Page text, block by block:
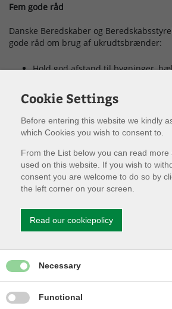
Fem gode råd
Danske Beredskaber og
gode råd om brug af ukrudtsbrænder:
Hold god afstand til bygninger,
Ukrudtet skal svitses – ikke brændes
blæser
Hav altid vand i nærheden
Sørg for at læse brugsvejledningen
derfor være i orden, så ulykker
se, hvordan ukrudtsbrænderen skal
den monteres korrekt. Sørg også for at
samlinger inden brug, så der ikke er
Brandfare.dk
Cookie Settings
Before entering this website we kindly
which Cookies you wish to consent to.
From the List below you can read
used on this website. If you wish to
consent you are welcome to do so by
the left corner on your screen.
Read our cookiepolicy
Necessary
Give permission for Necessary cookies
Functional
Give permission for Functionality